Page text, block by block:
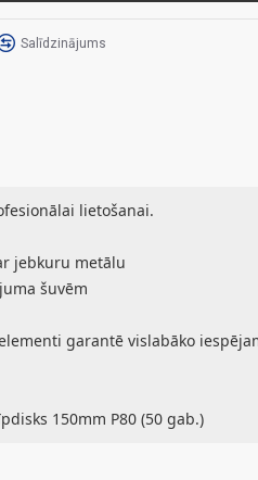
Salīdzinājums
lietošanai.
jebkuru metālu
šuvēm
garantē vislabāko
150mm P80 (50 gab.)